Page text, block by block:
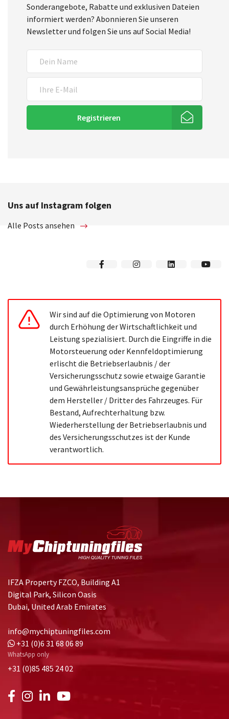
Sonderangebote, Rabatte und exklusiven Dateien
informiert werden? Abonnieren Sie unseren
Newsletter und folgen Sie uns auf Social Media!
Registrieren
Uns auf Instagram folgen
Alle Posts ansehen
Wir sind auf die Optimierung von Motoren
durch Erhöhung der Wirtschaftlichkeit und
Leistung spezialisiert. Durch die Eingriffe in die
Motorsteuerung oder Kennfeldoptimierung
erlischt die Betriebserlaubnis / der
Versicherungsschutz sowie etwaige Garantie
und Gewährleistungsansprüche gegenüber
dem Hersteller / Dritter des Fahrzeuges. Für
Bestand, Aufrechterhaltung bzw.
Wiederherstellung der Betriebserlaubnis und
des Versicherungsschutzes ist der Kunde
verantwortlich.
IFZA Property FZCO, Building A1
Digital Park, Silicon Oasis
Dubai, United Arab Emirates
info@mychiptuningfiles.com
+31 (0)6 31 68 06 89
WhatsApp only
+31 (0)85 485 24 02